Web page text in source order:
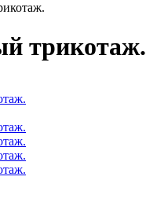
трикотаж.